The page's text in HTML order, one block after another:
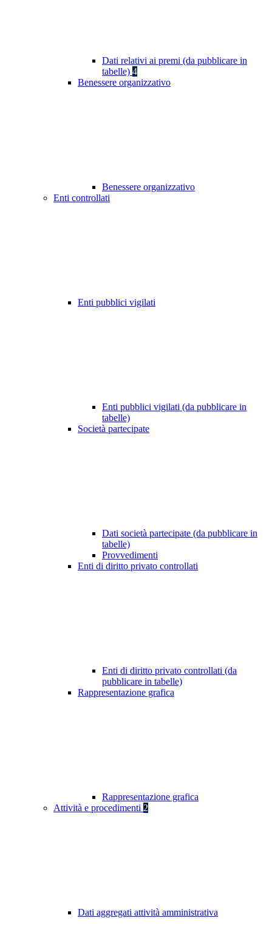
Dati relativi ai premi (da pubblicare in
tabelle) 4
Benessere organizzativo
Benessere organizzativo
Enti controllati
Enti pubblici vigilati
Enti pubblici vigilati (da pubblicare in
tabelle)
Società partecipate
Dati società partecipate (da pubblicare in
tabelle)
Provvedimenti
Enti di diritto privato controllati
Enti di diritto privato controllati (da
pubblicare in tabelle)
Rappresentazione grafica
Rappresentazione grafica
Attività e procedimenti 2
Dati aggregati attività amministrativa